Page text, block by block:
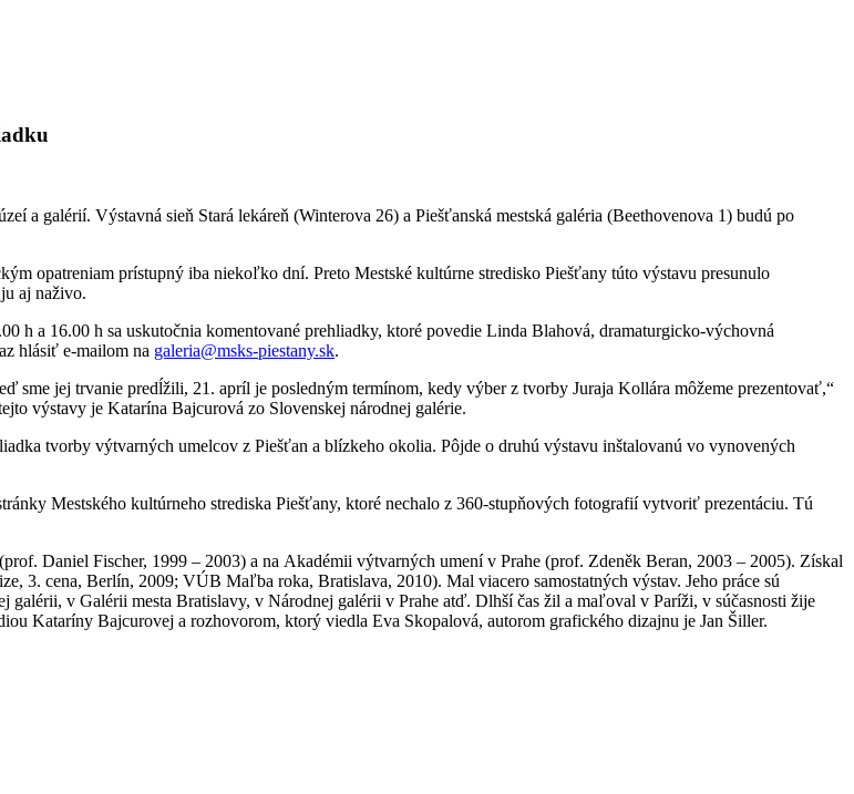
a galérií. Výstavná sieň Stará lekáreň (Winterova 26) a Piešťanská mestská galéria (Beethovenova 1) budú po
opatreniam prístupný iba niekoľko dní. Preto Mestské kultúrne stredisko Piešťany túto výstavu presunulo
aj naživo.
h a 16.00 h sa uskutočnia komentované prehliadky, ktoré povedie Linda Blahová, dramaturgicko-výchovná
hlásiť e-mailom na galeria@msks-piestany.sk.
jej trvanie predĺžili, 21. apríl je posledným termínom, kedy výber z tvorby Juraja Kollára môžeme prezentovať,“
výstavy je Katarína Bajcurová zo Slovenskej národnej galérie.
tvorby výtvarných umelcov z Piešťan a blízkeho okolia. Pôjde o druhú výstavu inštalovanú vo vynovených
Mestského kultúrneho strediska Piešťany, ktoré nechalo z 360-stupňových fotografií vytvoriť prezentáciu. Tú
Daniel Fischer, 1999 – 2003) a na Akadémii výtvarných umení v Prahe (prof. Zdeněk Beran, 2003 – 2005). Získal
3. cena, Berlín, 2009; VÚB Maľba roka, Bratislava, 2010). Mal viacero samostatných výstav. Jeho práce sú
galérii, v Galérii mesta Bratislavy, v Národnej galérii v Prahe atď. Dlhší čas žil a maľoval v Paríži, v súčasnosti žije
Kataríny Bajcurovej a rozhovorom, ktorý viedla Eva Skopalová, autorom grafického dizajnu je Jan Šiller.